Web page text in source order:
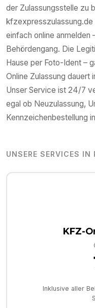
der Zulassungsstelle zu
kfzexpresszulassung.de
einfach online anmelden
Behördengang. Die
Hause per Foto-Ident –
Online Zulassung dauert
Unser Service ist 24/7
egal ob Neuzulassung,
Kennzeichenbestellung in
UNSERE SERVICES IN
KFZ-
Inklusive aller